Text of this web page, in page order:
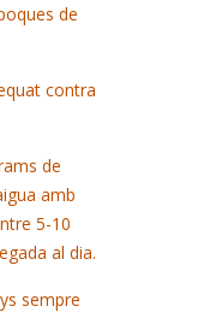
de
contra
de
amb
5-10
al dia.
sempre